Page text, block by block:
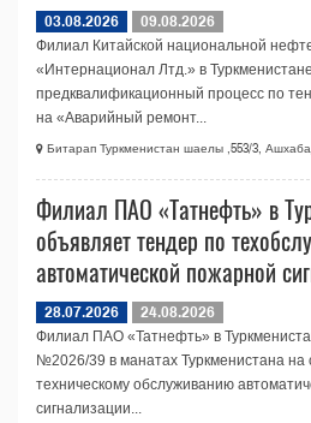
03.08.2026
09.08.2026
Филиал Китайской национальной
«Интернационал Лтд.» в
предквалификационный процесс по
на «Аварийный ремонт...
Битарап Туркменистан шаелы ,553/3,
Филиал ПАО «Татнефть» в
объявляет тендер по
автоматической пожарной
28.07.2026
24.08.2026
Филиал ПАО «Татнефть» в
№2026/39 в манатах Туркменистана на
техническому обслуживанию
сигнализации...